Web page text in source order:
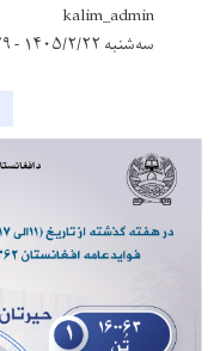
kalim_admin
سه‌شنبه ۱۴۰۵/۲/۲۲ - ۱۱:۲۹